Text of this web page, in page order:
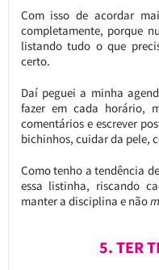
Com isso de acordar
completamente, porque
listando tudo o que
certo.
Daí peguei a minha
fazer em cada horário,
comentários e escrever
bichinhos, cuidar da pele,
Como tenho a tendência
essa listinha, riscando
manter a disciplina e não
5. TER